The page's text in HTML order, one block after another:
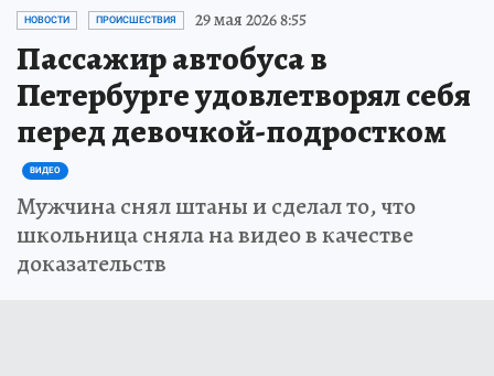
НОВОСТИ ПРОИСШЕСТВИЯ 29 мая 2026 8:55
Пассажир автобуса в
Петербурге удовлетворял себя
перед девочкой-подростком
ВИДЕО
Мужчина снял штаны и сделал то, что
школьница сняла на видео в качестве
доказательств